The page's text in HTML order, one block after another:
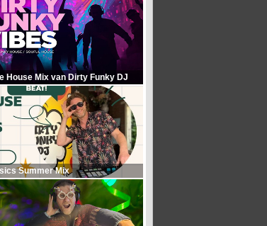
House Mix van Dirty Funky DJ
Summer Mix